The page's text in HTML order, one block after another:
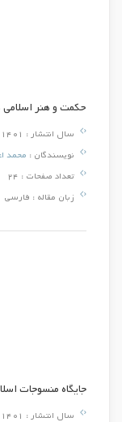
حکمت و هنر اسلامی
سال انتشار : 1401
نویسندگان : محمد
تعداد صفحات : 24
زبان مقاله : فارسی
جایگاه منسوجات
سال انتشار : 1401